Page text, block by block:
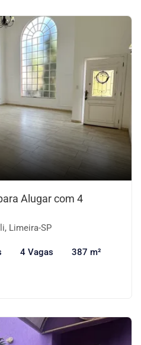
Alugar com 4
Limeira-SP
4 Vagas 387 m²